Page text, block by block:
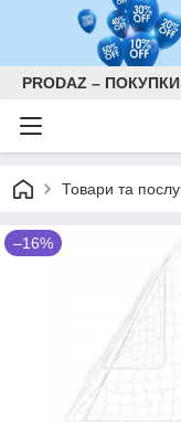
PRODAZ –
Товари та
–16%